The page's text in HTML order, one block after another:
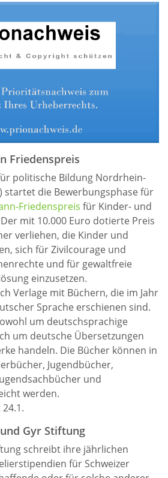
Friedenspreis
politische Bildung Nordrhein-
startet die Bewerbungsphase für
Friedenspreis für Kinder- und
mit 10.000 Euro dotierte Preis
verliehen, die Kinder und
sich für Zivilcourage und
und für gewaltfreie
einzusetzen.
Verlage mit Büchern, die im Jahr
Sprache erschienen sind.
um deutschsprachige
um deutsche Übersetzungen
handeln. Die Bücher können in
Jugendbücher,
und
werden.
Gyr Stiftung
schreibt ihre jährlichen
für Schweizer